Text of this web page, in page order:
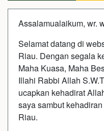
Assalamualaikum, wr.
Selamat datang di
Riau. Dengan segala
Maha Kuasa, Maha
Illahi Rabbi Allah
ucapkan kehadirat
saya sambut
Riau.